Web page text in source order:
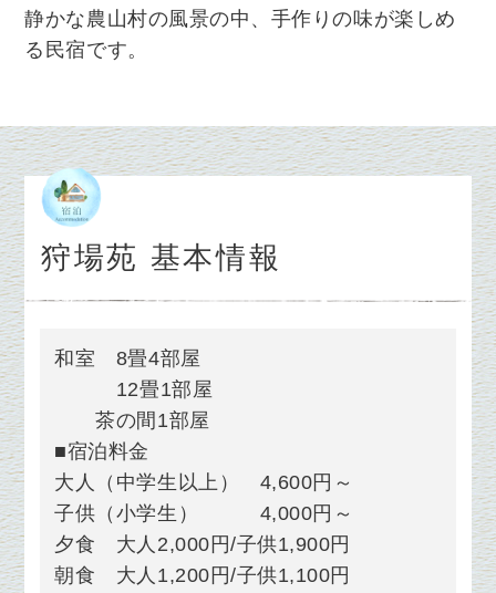
静かな農山村の風景の中、手作りの味が楽しめ
る民宿です。
狩場苑 基本情報
和室 8畳4部屋
12畳1部屋
茶の間1部屋
■宿泊料金
大人（中学生以上） 4,600円～
子供（小学生） 4,000円～
夕食 大人2,000円/子供1,900円
朝食 大人1,200円/子供1,100円